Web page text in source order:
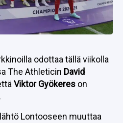
odottaa tällä viikolla
The Athleticin David
Viktor Gyökeres on
Lontooseen muuttaa